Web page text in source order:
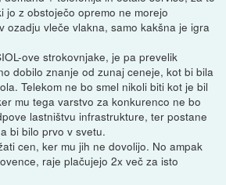
jo z obstoječo opremo ne morejo
ozadju vleče vlakna, samo kakšna je igra
ove strokovnjake, je pa prevelik
dobilo znanje od zunaj ceneje, kot bi bila
Telekom ne bo smel nikoli biti kot je bil
mu tega varstvo za konkurenco ne bo
lastništvu infrastrukture, ter postane
bi bilo prvo v svetu.
cen, ker mu jih ne dovolijo. No ampak
raje plačujejo 2x več za isto